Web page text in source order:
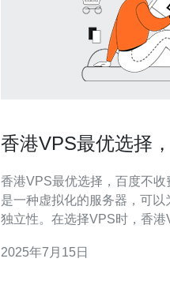
香港VPS最优选择
香港VPS最优选择，百度不收费 虚拟专用服务器（
是一种虚拟化的服务器，可
独立性。在选择VPS时，香
适合在亚洲地区运营网站或应
2025年7月15日